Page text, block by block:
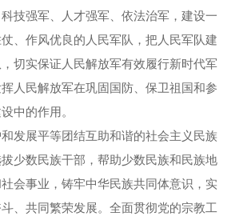
技强军、人才强军、依法治军，建设一
、作风优良的人民军队，把人民军队建
切实保证人民解放军有效履行新时代军
人民解放军在巩固国防、保卫祖国和参
中的作用。
展平等团结互助和谐的社会主义民族
少数民族干部，帮助少数民族和民族地
会事业，铸牢中华民族共同体意识，实
、共同繁荣发展。全面贯彻党的宗教工